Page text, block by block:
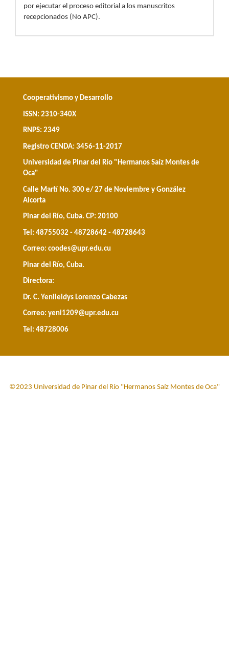
por ejecutar el proceso editorial a los manuscritos
recepcionados (No APC).
Cooperativismo y Desarrollo
ISSN: 2310-340X
RNPS: 2349
Registro CENDA: 3456-11-2017
Universidad de Pinar del Río "Hermanos Saíz Montes de
Oca"
Calle Martí No. 300 e/ 27 de Noviembre y González
Alcorta
Pinar del Río, Cuba. CP: 20100
Tel: 48755032 - 48728642 - 48728643
Correo: coodes@upr.edu.cu
Pinar del Río, Cuba.
Directora:
Dr. C. Yenileidys Lorenzo Cabezas
Correo: yeni1209@upr.edu.cu
Tel: 48728006
©2023 Universidad de Pinar del Río "Hermanos Saíz Montes de Oca"